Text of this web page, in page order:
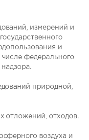
измерений и
и
федерального
надзора.
природной,
отложений, отходов.
воздуха и